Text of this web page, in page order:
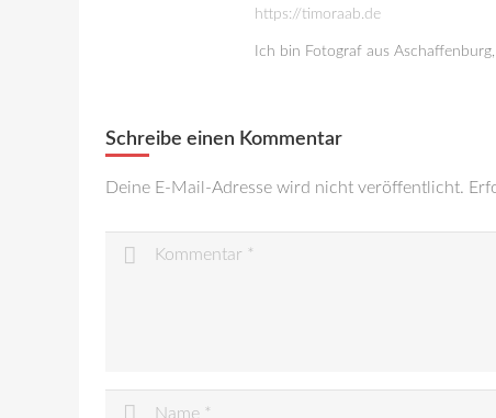
https://timoraab.de
Ich bin Fotograf aus
Schreibe einen Kommentar
Deine E-Mail-Adresse wird nicht veröffentlicht.